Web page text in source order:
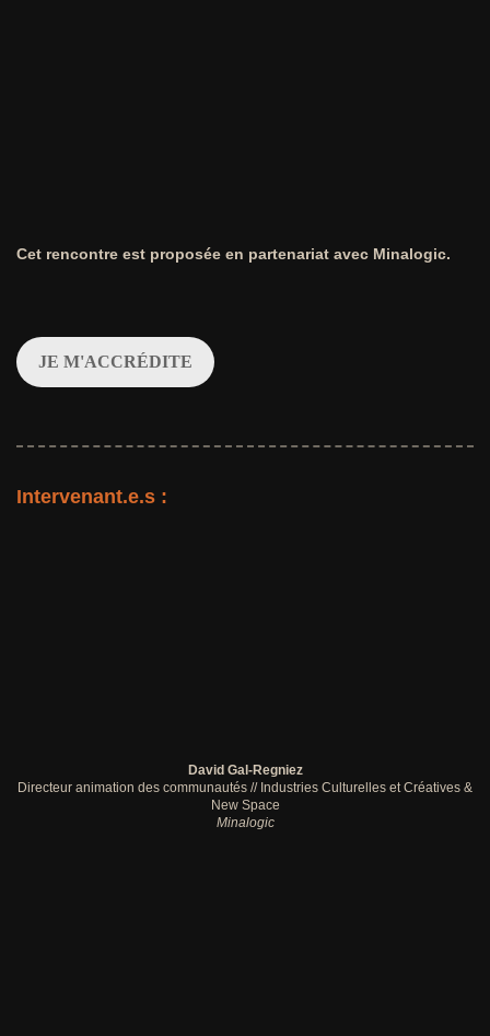
Cet rencontre est proposée en partenariat avec Minalogic.
JE M'ACCRÉDITE
Intervenant.e.s :
David Gal-Regniez
Directeur animation des communautés // Industries Culturelles et Créatives &
New Space
Minalogic